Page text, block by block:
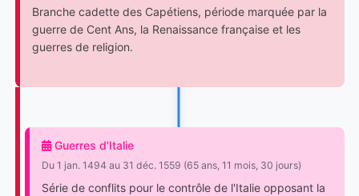
Branche cadette des Capétiens, période marquée par la
guerre de Cent Ans, la Renaissance française et les
guerres de religion.
Guerres d'Italie
Du 1 jan. 1494 au 31 déc. 1559 (65 ans, 11 mois, 30 jours)
Série de conflits pour le contrôle de l'Italie opposant la